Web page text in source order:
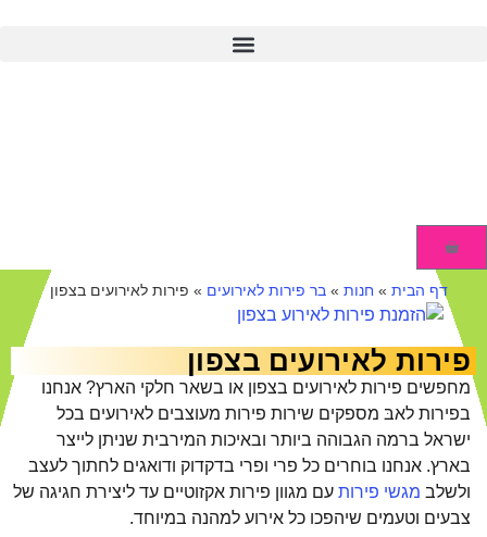
דף הבית » חנות » בר פירות לאירועים » פירות לאירועים בצפון
פירות לאירועים בצפון
מחפשים פירות לאירועים בצפון או בשאר חלקי הארץ? אנחנו
בפירות לאבּ מספקים שירות פירות מעוצבים לאירועים בכל
ישראל ברמה הגבוהה ביותר ובאיכות המירבית שניתן לייצר
בארץ. אנחנו בוחרים כל פרי ופרי בדקדוק ודואגים לחתוך לעצב
ולשלב מגשי פירות עם מגוון פירות אקזוטיים עד ליצירת חגיגה של
צבעים וטעמים שיהפכו כל אירוע למהנה במיוחד.